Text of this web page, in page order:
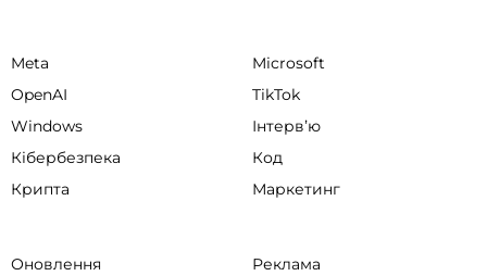
Meta
Microsoft
OpenAI
TikTok
Windows
Інтервʼю
Кібербезпека
Код
Крипта
Маркетинг
Оновлення
Реклама